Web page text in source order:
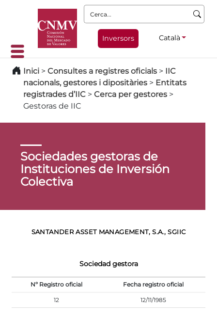
Cerca:
Inversors Català
Inici > Consultes a registres oficials > IIC
nacionals, gestores i dipositàries > Entitats
registrades d’IIC > Cerca per gestores >
Gestoras de IIC
Sociedades gestoras de
Instituciones de Inversión
Colectiva
SANTANDER ASSET MANAGEMENT, S.A., SGIIC
Sociedad gestora
Nº Registro oficial Fecha registro oficial
12 12/11/1985